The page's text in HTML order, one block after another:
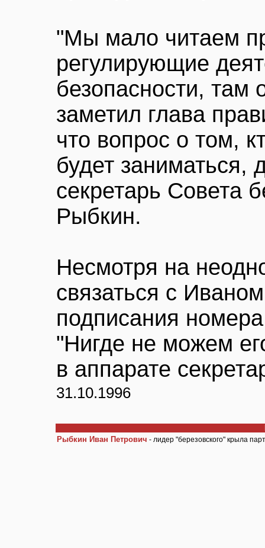
"Мы мало читаем
регулирующие
безопасности, там
заметил глава
что вопрос о том,
будет заниматься,
секретарь Совета
Рыбкин.
Несмотря на
связаться с
подписания
"Нигде не можем
в аппарате
31.10.1996
Рыбкин Иван Петрович - лидер "березовского" крыла